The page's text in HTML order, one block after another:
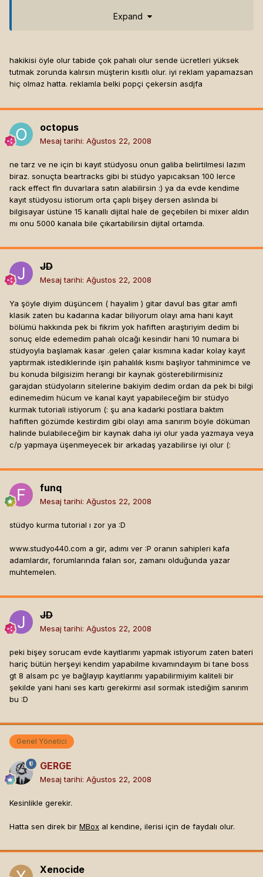
sağlamalısın. kayıt bazında da kayıt davulu, en azından kayıt
stüdyosu.
Expand
hakikisi öyle olur tabide çok pahalı olur sende ücretleri yüksek
tutmak zorunda kalırsın müşterin kısıtlı olur. iyi reklam yapamazsan
hiç olmaz hatta. reklamla belki popçi çekersin asdjfa
octopus
Mesaj tarihi: Ağustos 22, 2008
ne tarz ve ne için bi kayıt stüdyosu onun galiba belirtilmesi lazım
biraz. sonuçta beartracks gibi bi stüdyo yapıcaksan 100 lerce
rack effect fln duvarlara satın alabilirsin :) ya da evde kendime
kayıt stüdyosu istiorum orta çaplı bişey dersen aslında bi
bilgisayar üstüne 15 kanallı dijital hale de geçebilen bi mixer aldın
mı onu 5000 kanala bile çıkartabilirsin dijital ortamda.
JD
Mesaj tarihi: Ağustos 22, 2008
Ya şöyle diyim düşüncem ( hayalim ) gitar davul bas gitar amfi
klasik zaten bu kadarına kadar biliyorum olayı ama hani kayıt
bölümü hakkında pek bi fikrim yok hafiften araştıriyim dedim bi
sonuç elde edemedim pahalı olcağı kesindir hani 10 numara bi
stüdyoyla başlamak kasar .gelen çalar kısmına kadar kolay kayıt
yaptırmak istediklerinde işin pahalılık kısmı başlıyor tahminimce ve
bu konuda bilgisizim herangi bir kaynak gösterebilirmisiniz
garajdan stüdyoların sitelerine bakiyim dedim ordan da pek bi bilgi
edinemedim hücum ve kanal kayıt yapabileceğim bir stüdyo
kurmak tutoriali istiyorum (: şu ana kadarki postlara baktım
hafiften gözümde kestirdim gibi olayı ama sanırım böyle döküman
halinde bulabileceğim bir kaynak daha iyi olur yada yazmaya veya
c/p yapmaya üşenmeyecek bir arkadaş yazabilirse iyi olur (:
funq
Mesaj tarihi: Ağustos 22, 2008
stüdyo kurma tutorial ı zor ya :D
www.studyo440.com a gir, adımı ver :P oranın sahipleri kafa
adamlardır, forumlarında falan sor, zamanı olduğunda yazar
muhtemelen.
JD
Mesaj tarihi: Ağustos 22, 2008
peki bişey sorucam evde kayıtlarımı yapmak istiyorum zaten bateri
hariç bütün herşeyi kendim yapabilme kıvamındayım bi tane boss
gt 8 alsam pc ye bağlayıp kayıtlarımı yapabilirmiyim kaliteli bir
şekilde yani hani ses kartı gerekirmi asıl sormak istediğim sanırım
bu :D
Genel Yönetici
GERGE
Mesaj tarihi: Ağustos 22, 2008
Kesinlikle gerekir.
Hatta sen direk bir MBox al kendine, ilerisi için de faydalı olur.
Xenocide